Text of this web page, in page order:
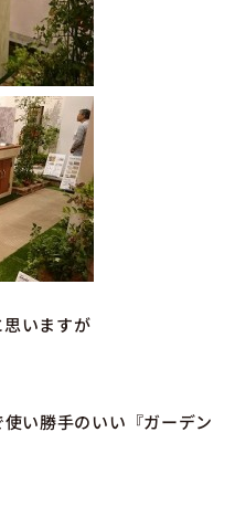
いますが
い勝手のいい『ガーデン